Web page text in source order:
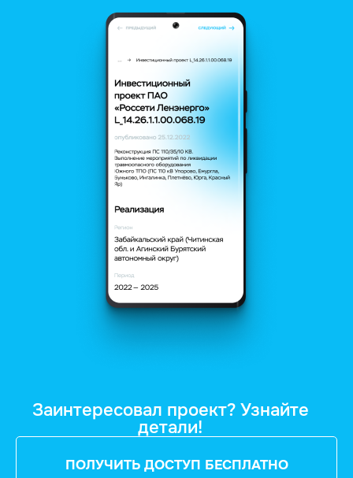
Заинтересовал проект? Узнайте
детали!
ПОЛУЧИТЬ ДОСТУП БЕСПЛАТНО